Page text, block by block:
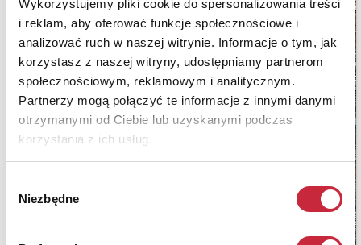
Wykorzystujemy pliki cookie do spersonalizowania treści
i reklam, aby oferować funkcje społecznościowe i
analizować ruch w naszej witrynie. Informacje o tym, jak
korzystasz z naszej witryny, udostępniamy partnerom
społecznościowym, reklamowym i analitycznym.
Partnerzy mogą połączyć te informacje z innymi danymi
otrzymanymi od Ciebie lub uzyskanymi podczas
korzystania z ich usług.
zgody
Niezbędne